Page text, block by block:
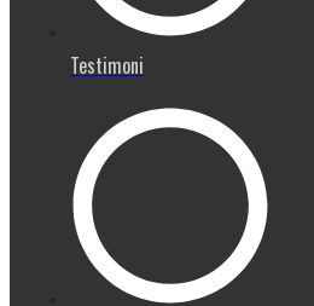
Testimoni